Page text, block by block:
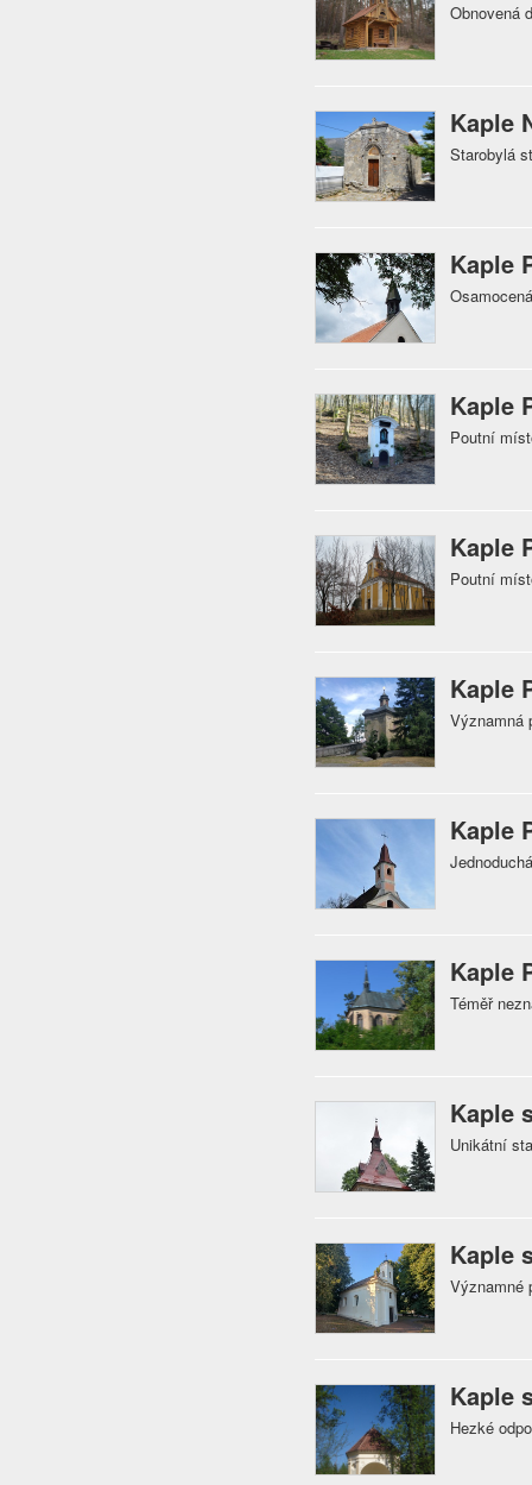
Obnovená
Kaple
Starobylá
Kaple
Kaple
Poutní
Kaple
Poutní
Kaple
Významná
Kaple
Kaple
Téměř
Kaple
Unikátní
Kaple
Významné
Kaple
Hezké